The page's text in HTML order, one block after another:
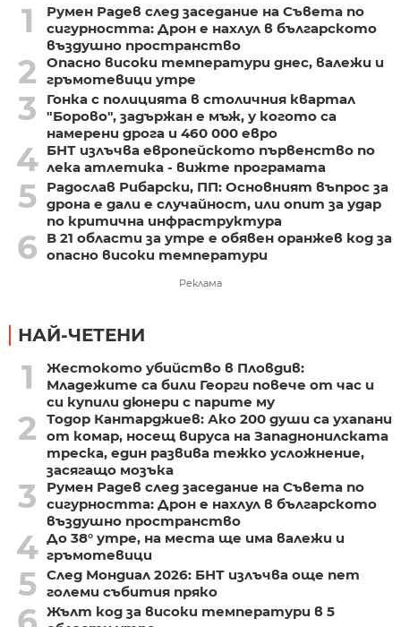
1
Румен Радев след заседание на Съвета по
сигурността: Дрон е нахлул в българското
въздушно пространство
2
Опасно високи температури днес, валежи и
гръмотевици утре
3
Гонка с полицията в столичния квартал
"Борово", задържан е мъж, у когото са
намерени дрога и 460 000 евро
4 БНТ излъчва европейското първенство по
лека атлетика - вижте програмата
5
Радослав Рибарски, ПП: Основният въпрос за
дрона е дали е случайност, или опит за удар
по критична инфраструктура
6
В 21 области за утре е обявен оранжев код за
опасно високи температури
Реклама
НАЙ-ЧЕТЕНИ
1
Жестокото убийство в Пловдив:
Младежите са били Георги повече от час и
си купили дюнери с парите му
2
Тодор Кантарджиев: Ако 200 души са ухапани
от комар, носещ вируса на Западнонилската
треска, един развива тежко усложнение,
засягащо мозъка
3
Румен Радев след заседание на Съвета по
сигурността: Дрон е нахлул в българското
въздушно пространство
4 До 38° утре, на места ще има валежи и
гръмотевици
5 След Мондиал 2026: БНТ излъчва още пет
големи събития пряко
Жълт код за високи температури в 5